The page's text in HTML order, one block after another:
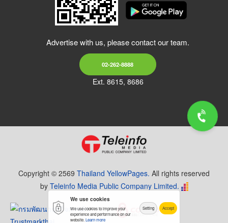
Advertise with us, please contact our team.
02-262-8888
Ext. 8615, 8686
Copyright © 2569 Thailand YellowPages. All rights reserved
by Teleinfo Media Public Company Limited.
We use cookies
We use cookies to improve your
experience and performance on our
website. Learn more
Setting Accept